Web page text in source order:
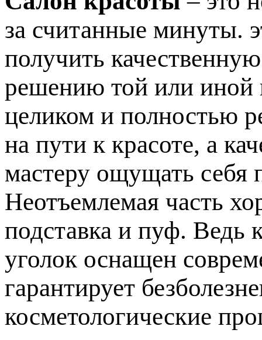
за считанные минуты.
получить
решению той или иной
целиком и полностью
на пути к красоте, а
мастеру ощущать себя
Неотъемлемая часть
подставка и пуф. Ведь
уголок оснащен
гарантирует
косметологические